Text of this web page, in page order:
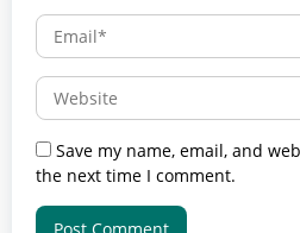
Save my name, email, and
the next time I comment.